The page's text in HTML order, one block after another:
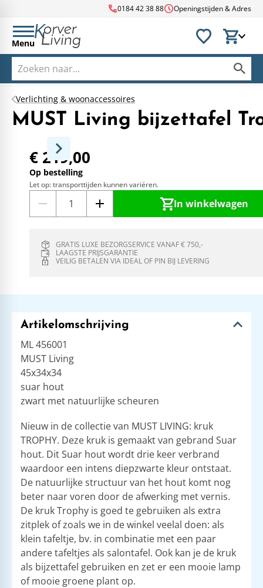
call0184 42 38 88scheduleOpeningstijden & Adres
Menu
Verlichting & woonaccessoires
MUST Living bijzettafel
€ 219,00
Op bestelling
Let op: transporttijden kunnen variëren.
In winkelwagen
GRATIS LUXE BEZORGSERVICE VANAF € 750,-
LAAGSTE PRIJSGARANTIE
VEILIG BETALEN VIA IDEAL OF PIN BIJ LEVERING
Artikelomschrijving
ML 456001
MUST Living
45x34x34
suar hout
zwart met natuurlijke scheuren
Nieuw in de collectie van MUST LIVING: kruk
TROPHY. Deze kruk is gemaakt van gebrand Suar
hout. Dit Suar hout wordt drie keer verbrand
waardoor een intens diepzwarte kleur ontstaat.
De natuurlijke structuur van het hout komt nog
beter naar voren door de afwerking met vernis.
De kruk Trophy is goed te gebruiken als extra
zitplek of zoals we in de winkel veelal doen: als
klein tafeltje, bv. in combinatie met een paar
andere tafeltjes als salontafel. Ook kan je de kruk
als bijzettafel gebruiken en zet er een mooie lamp
of mooie groene plant op.